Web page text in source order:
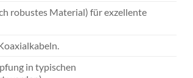
robustes Material) für exzellente
in typischen